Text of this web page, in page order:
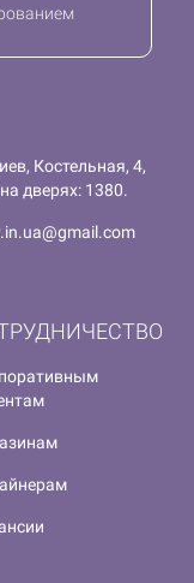
Костельная, 4,
дверях: 1380.